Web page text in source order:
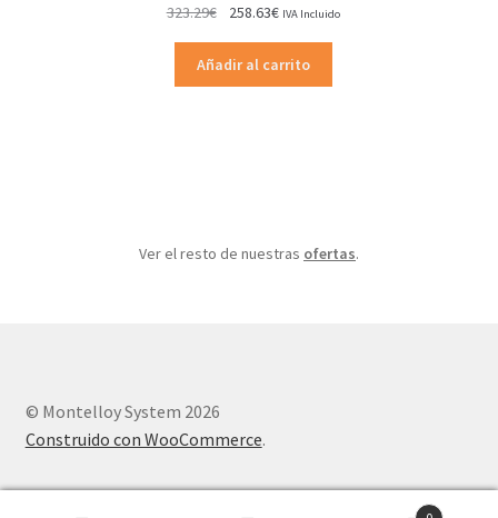
323.29€
original
era:
258.63€El
actual
es:
IVA Incluido
Añadir al carrito
Ver el resto de nuestras ofertas.
© Montelloy System 2026
Construido con WooCommerce.